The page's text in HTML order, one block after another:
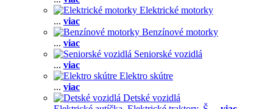
Elektrické motorky
... viac
Benzínové motorky
... viac
Seniorské vozidlá
... viac
Elektro skútre
... viac
Detské vozidlá